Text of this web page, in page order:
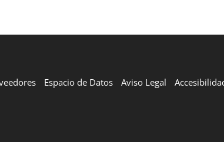
Espacio de Datos Aviso Legal